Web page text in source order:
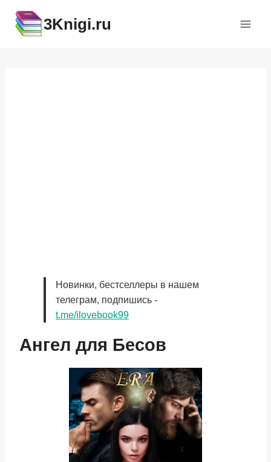
содержимому
3Knigi.ru
Новинки, бестселлеры в нашем
телеграм, подпишись -
t.me/ilovebook99
Ангел для Бесов